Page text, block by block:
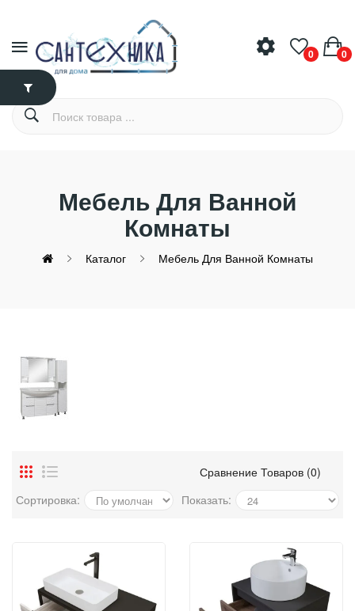
0 0
Мебель Для Ванной
Комнаты
Каталог Мебель Для Ванной Комнаты
Сравнение Товаров (0)
Сортировка:
Показать: